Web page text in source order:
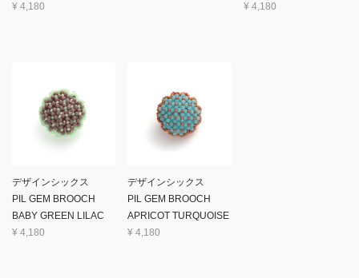
¥ 4,180
¥ 4,180
デザインシックス
PIL GEM BROOCH
BABY GREEN LILAC
¥ 4,180
デザインシックス
PIL GEM BROOCH
APRICOT TURQUOISE
¥ 4,180